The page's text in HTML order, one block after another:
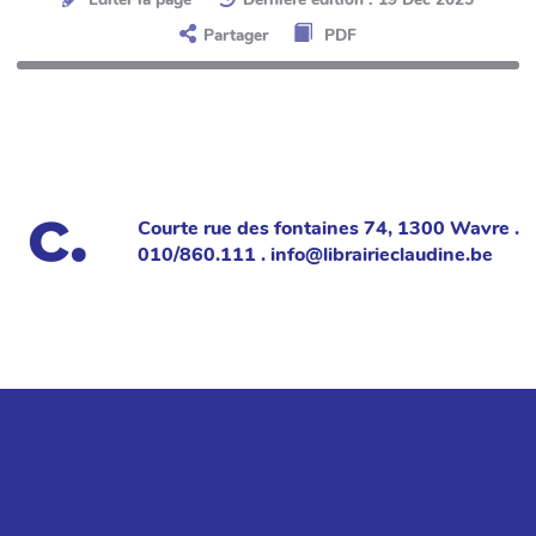
Partager
PDF
Courte rue des fontaines 74, 1300 Wavre .
010/860.111 . info@librairieclaudine.be